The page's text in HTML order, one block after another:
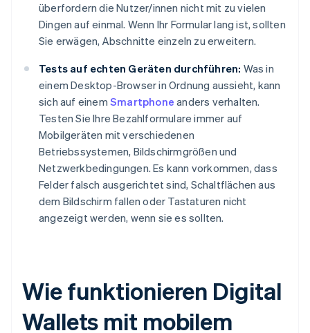
überfordern die Nutzer/innen nicht mit zu vielen
Dingen auf einmal. Wenn Ihr Formular lang ist, sollten
Sie erwägen, Abschnitte einzeln zu erweitern.
Tests auf echten Geräten durchführen: Was in
einem Desktop-Browser in Ordnung aussieht, kann
sich auf einem Smartphone anders verhalten.
Testen Sie Ihre Bezahlformulare immer auf
Mobilgeräten mit verschiedenen
Betriebssystemen, Bildschirmgrößen und
Netzwerkbedingungen. Es kann vorkommen, dass
Felder falsch ausgerichtet sind, Schaltflächen aus
dem Bildschirm fallen oder Tastaturen nicht
angezeigt werden, wenn sie es sollten.
Wie funktionieren Digital
Wallets mit mobilem